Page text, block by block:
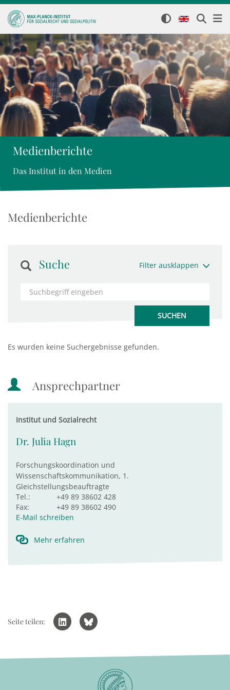
Medienberichte
Das Institut in den Medien
Medienberichte
Suche Filter ausklappen
Es wurden keine Suchergebnisse gefunden.
Ansprechpartner
Institut und Sozialrecht
Dr. Julia Hagn
Forschungskoordination und
Wissenschaftskommunikation, 1.
Gleichstellungsbeauftragte
Tel.:
+49 89 38602 428
Fax:
+49 89 38602 490
E-Mail schreiben
Mehr erfahren
Seite teilen: